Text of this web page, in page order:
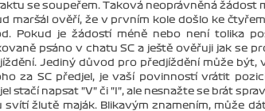
se soupeřem. Taková neoprávněná žádost
maršál ověří, že v prvním kole došlo ke
Pokud je žádostí méně nebo není tolika
psáno v chatu SC a ještě ověřuji jak se
Jediný důvod pro předjíždění může
za SC předjel, je vaší povinností vrátit
stačí napsat "V" či "I", ale nesnažte se brát
svítí žlutě maják. Blikavým znamením, může